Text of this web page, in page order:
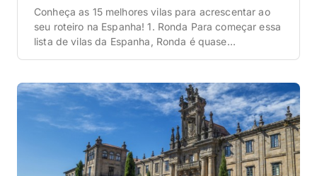
Conheça as 15 melhores vilas para acrescentar ao
seu roteiro na Espanha! 1. Ronda Para começar essa
lista de vilas da Espanha, Ronda é quase
chegar de carro com facilidade ou de trem saindo
[…]